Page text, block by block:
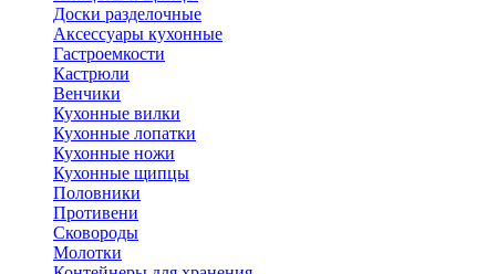
Доски разделочные
Аксессуары кухонные
Гастроемкости
Кастрюли
Венчики
Кухонные вилки
Кухонные лопатки
Кухонные ножи
Кухонные щипцы
Половники
Противени
Сковороды
Молотки